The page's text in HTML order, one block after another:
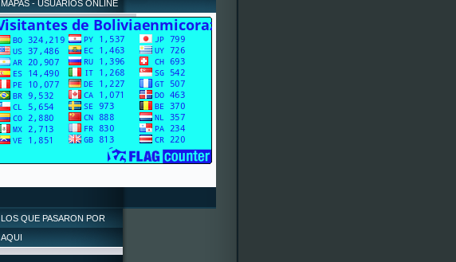
MAPAS - USUARIOS ONLINE
LOS QUE PASARON POR
AQUI